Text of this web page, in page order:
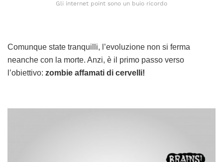
Gli internet point sono un buio ricordo
Comunque state tranquilli, l’evoluzione non si ferma
neanche con la morte. Anzi, è il primo passo verso
l’obiettivo: zombie affamati di cervelli!